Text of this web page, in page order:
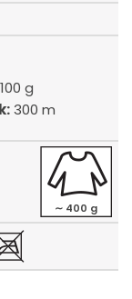
g
300 m
∼ 400 g